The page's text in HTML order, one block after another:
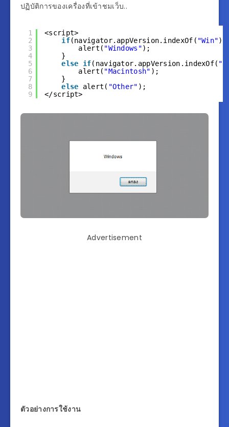
ปฏิบัติการของเครื่องที่เข้าชมเว็บ..
1
2
3
4
5
6
7
8
9
<script>
if(navigator.appVersion.indexOf( "Win")
alert( "Windows");
}
else
if(navigator.appVersion.indexOf(
alert( "Macintosh" );
}
else
alert( "Other" );
</script>
Advertisement
ตัวอย่างการใช้งาน